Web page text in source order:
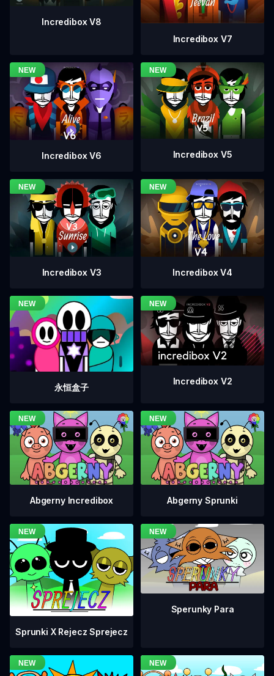
Incredibox V8
Incredibox V7
Incredibox V6 Incredibox V5
Incredibox V3 Incredibox V4
永恒盒子
Incredibox V2
Abgerny Incredibox Abgerny Sprunki
Sprunki X Rejecz Sprejecz
Sperunky Para